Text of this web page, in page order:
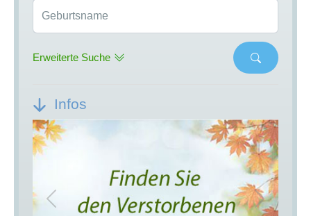
Geburtsname
Erweiterte Suche
Infos
Previous Next